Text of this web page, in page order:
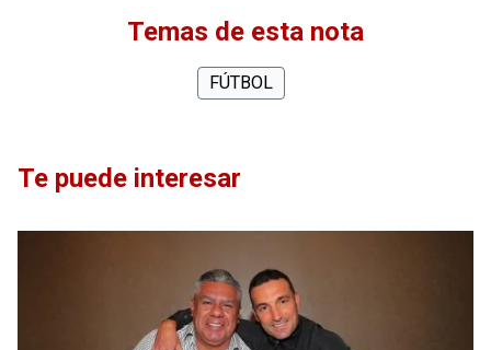
Temas de esta nota
FÚTBOL
Te puede interesar